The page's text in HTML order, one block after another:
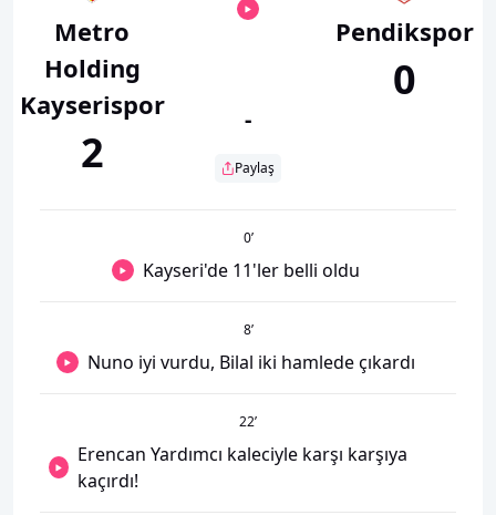
Metro
Holding
Kayserispor
2
-
Paylaş
Pendikspor
0
0’
Kayseri'de 11'ler belli oldu
8’
Nuno iyi vurdu, Bilal iki hamlede çıkardı
22’
Erencan Yardımcı kaleciyle karşı karşıya
kaçırdı!